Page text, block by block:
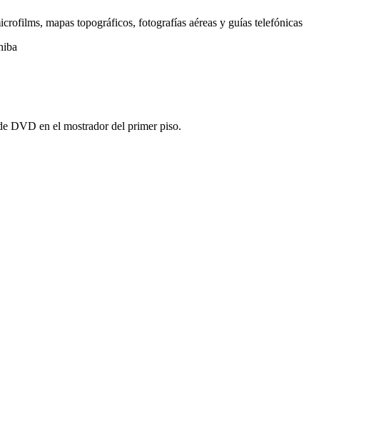
mapas topográficos, fotografías aéreas y guías telefónicas
DVD en el mostrador del primer piso.